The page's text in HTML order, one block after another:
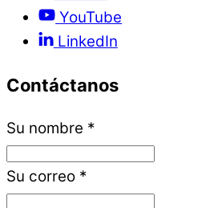
YouTube
LinkedIn
Contáctanos
Su nombre *
Su correo *